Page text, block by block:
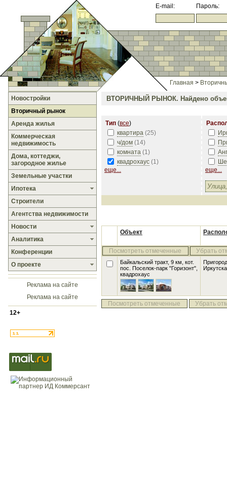
E-mail: Пароль:
Главная >
Новостройки
Вторичный рынок
Аренда жилья
Коммерческая
недвижимость
Дома, коттеджи,
загородное жилье
Земельные участки
Ипотека
Строители
Агентства недвижимости
Новости
Аналитика
Конференции
О проекте
Реклама на сайте
Реклама на сайте
12+
ВТОРИЧНЫЙ РЫНОК. Найдено
Тип (все)
квартира (25)
ч/дом (14)
комната (1)
квадрохаус (1)
еще...
еще...
Объект
Посмотреть отмеченные Убрать
Байкальский тракт, 9 км, кот.
пос. Поселок-парк "Горизонт"
квадрохаус
Пригород
Иркутска
Посмотреть отмеченные Убрать